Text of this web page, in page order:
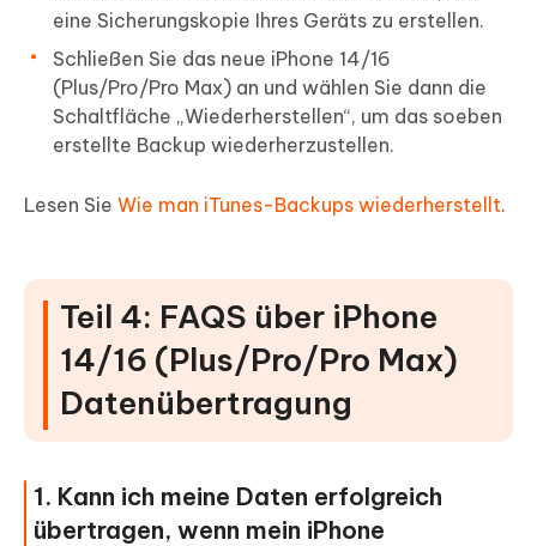
eine Sicherungskopie Ihres Geräts zu erstellen.
Schließen Sie das neue iPhone 14/16
(Plus/Pro/Pro Max) an und wählen Sie dann die
Schaltfläche „Wiederherstellen“, um das soeben
erstellte Backup wiederherzustellen.
Lesen Sie Wie man iTunes-Backups wiederherstellt.
Teil 4: FAQS über iPhone
14/16 (Plus/Pro/Pro Max)
Datenübertragung
1. Kann ich meine Daten erfolgreich
übertragen, wenn mein iPhone